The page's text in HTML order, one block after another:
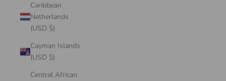
Caribbean
Netherlands
(USD $)
Cayman Islands
(USD $)
Central African